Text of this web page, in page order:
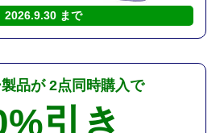
2026.9.30 まで
品が 2点同時購入で
引き